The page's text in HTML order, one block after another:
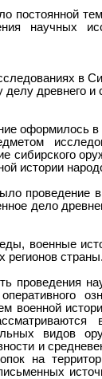
постоянной
научных
в
древнего и
оформилось
сибирского
истории
дело
военные
регионов страны.
проведения
военной
видов
и
на